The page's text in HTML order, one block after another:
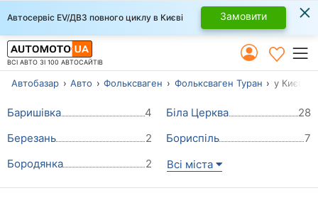
Автосервіс EV/ДВЗ повного циклу в Києві Замовити ×
ВСІ АВТО ЗІ 100 АВТОСАЙТІВ
Автобазар Авто Фольксваген Фольксваген Туран у Києві
Баришівка 4 Біла Церква
28
Березань
2 Бориспіль
7
Бородянка
2 Всі міста